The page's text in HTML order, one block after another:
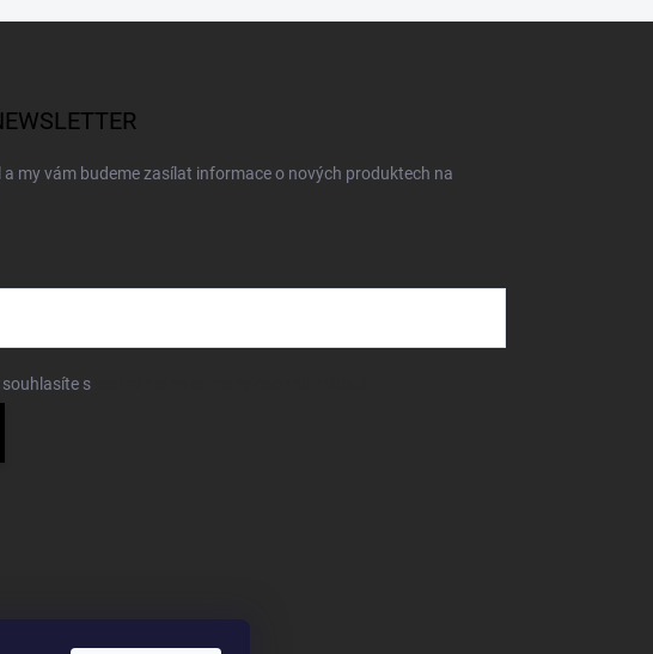
a my vám budeme zasílat informace o nových produktech na
s